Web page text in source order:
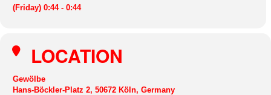
(Friday) 0:44 - 0:44
LOCATION
Gewölbe
Hans-Böckler-Platz 2, 50672 Köln, Germany